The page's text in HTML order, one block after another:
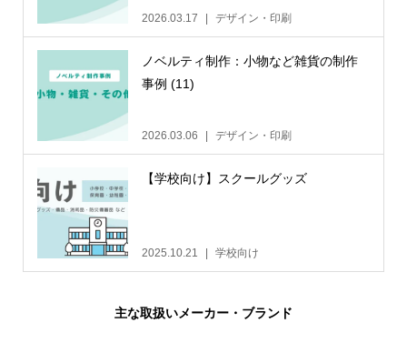
2026.03.17 デザイン・印刷
ノベルティ制作：小物など雑貨の制作
事例 (11)
2026.03.06 デザイン・印刷
【学校向け】スクールグッズ
2025.10.21 学校向け
主な取扱いメーカー・ブランド